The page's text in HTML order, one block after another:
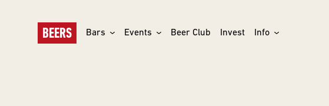
BEERS Bars Events Beer Club Invest Info